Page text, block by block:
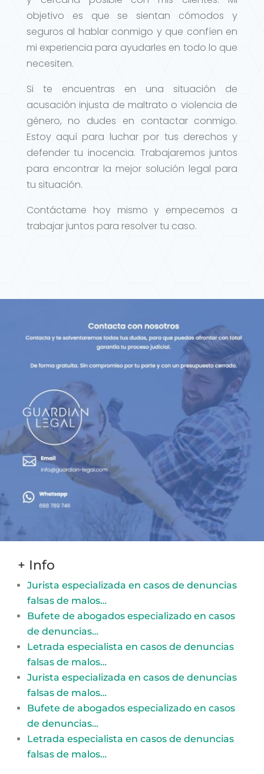
objetivo es que se sientan cómodos y
seguros al hablar conmigo y que confíen en
mi experiencia para ayudarles en todo lo que
necesiten.
Si te encuentras en una situación de
acusación injusta de maltrato o violencia de
género, no dudes en contactar conmigo.
Estoy aquí para luchar por tus derechos y
defender tu inocencia. Trabajaremos juntos
para encontrar la mejor solución legal para
tu situación.
Contáctame hoy mismo y empecemos a
trabajar juntos para resolver tu caso.
+ Info
Jurista especializada en casos de denuncias
falsas de malos…
Bufete de abogados especializado en casos
de denuncias…
Letrada especialista en casos de denuncias
falsas de malos…
Jurista especializada en casos de denuncias
falsas de malos…
Bufete de abogados especializado en casos
de denuncias…
Letrada especialista en casos de denuncias
falsas de malos…